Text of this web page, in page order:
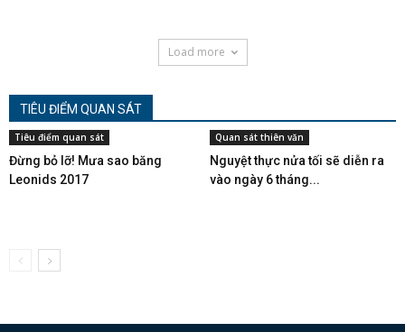
Load more
TIÊU ĐIỂM QUAN SÁT
Tiêu điểm quan sát
Đừng bỏ lỡ! Mưa sao băng
Leonids 2017
Quan sát thiên văn
Nguyệt thực nửa tối sẽ diễn ra
vào ngày 6 tháng...